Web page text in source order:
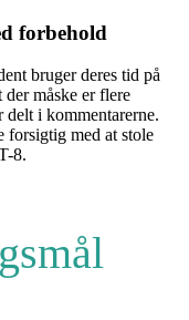
forbehold
bruger deres tid på
måske er flere
delt i kommentarerne.
forsigtig med at stole
8.